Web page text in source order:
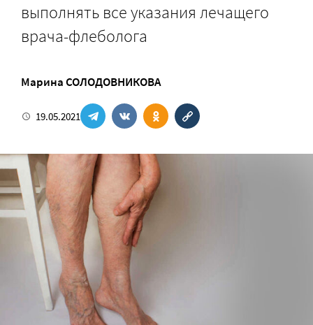
выполнять все указания лечащего
врача-флеболога
Марина СОЛОДОВНИКОВА
19.05.2021